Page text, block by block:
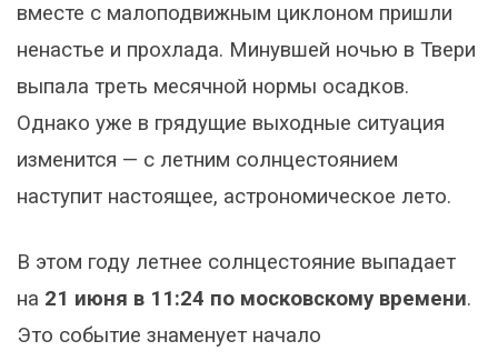
вместе с малоподвижным циклоном пришли
ненастье и прохлада. Минувшей ночью в Твери
выпала треть месячной нормы осадков.
Однако уже в грядущие выходные ситуация
изменится — с летним солнцестоянием
наступит настоящее, астрономическое лето.
В этом году летнее солнцестояние выпадает
на 21 июня в 11:24 по московскому времени.
Это событие знаменует начало